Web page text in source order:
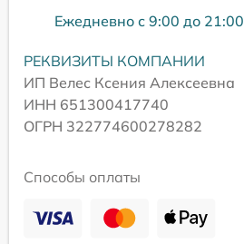
Ежедневно с 9:00 до 21:00
РЕКВИЗИТЫ КОМПАНИИ
ИП Велес Ксения Алексеевна
ИНН 651300417740
ОГРН 322774600278282
Способы оплаты